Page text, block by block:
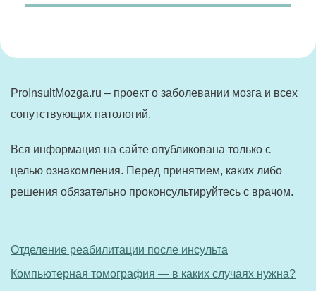
ProInsultMozga.ru – проект о заболевании мозга и всех
сопутствующих патологий.
Вся информация на сайте опубликована только с
целью ознакомления. Перед принятием, каких либо
решения обязательно проконсультируйтесь с врачом.
Отделение реабилитации после инсульта
Компьютерная томография — в каких случаях нужна?